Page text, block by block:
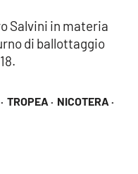
TROPEA · NICOTERA ·
Salvini in materia
di ballottaggio